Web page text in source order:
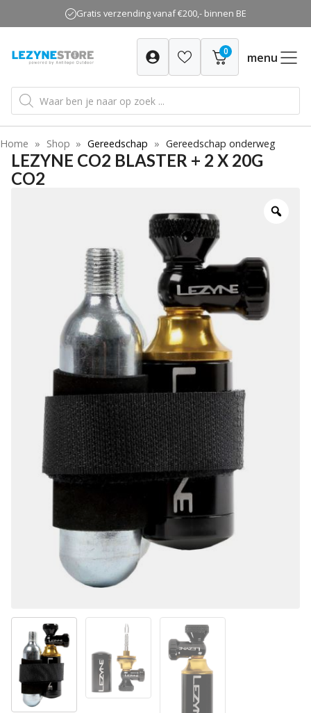
naar
inhoud
Gratis verzending vanaf €200,- binnen BE
0 menu
Producten
zoeken
Home » Shop » Gereedschap » Gereedschap onderweg
LEZYNE CO2 BLASTER + 2 X 20G
CO2